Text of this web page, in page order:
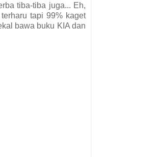
tiba-tiba juga... Eh,
tapi 99% kaget
bawa buku KIA dan